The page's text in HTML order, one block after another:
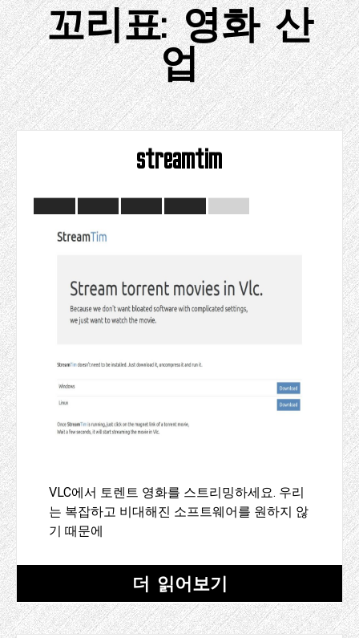
꼬리표:영화 산
업
streamtim
VLC에서 토렌트 영화를 스트리밍하세요. 우리
는 복잡하고 비대해진 소프트웨어를 원하지 않
기 때문에
더 읽어보기